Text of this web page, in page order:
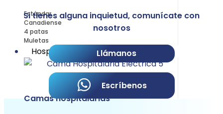
Estándar
Canadiense
4 patas
Muletas
Hospitalario
Camas hospitalarias
Si tienes alguna inquietud, comunícate con
nosotros
Llámanos
Escríbenos